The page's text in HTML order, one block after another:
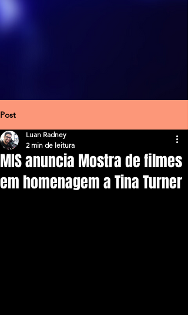
Post
MIS anuncia Mostra de filmes
em homenagem a Tina Turner
Luan Radney
2 min de leitura